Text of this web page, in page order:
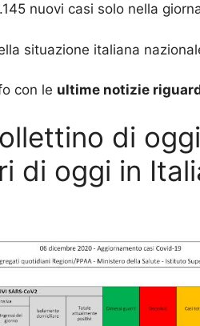
nuovi casi solo nella
situazione italiana
con le ultime notizie
di
di oggi in